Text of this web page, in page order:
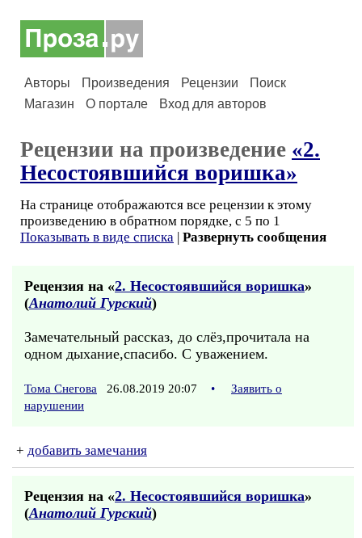
Авторы Произведения Рецензии
Поиск
Магазин
О портале Вход для авторов
Рецензии на произведение «2.
Несостоявшийся воришка»
На странице отображаются все рецензии к этому
произведению в обратном порядке, с 5 по 1
Показывать в виде списка | Развернуть сообщения
Рецензия на «2. Несостоявшийся воришка»
(Анатолий Гурский)
Замечательный рассказ, до слёз,прочитала на
одном дыхание,спасибо. С уважением.
Тома Снегова 26.08.2019 20:07 •
Заявить о
нарушении
+ добавить замечания
Рецензия на «2. Несостоявшийся воришка»
(Анатолий Гурский)